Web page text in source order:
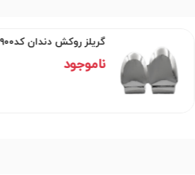
گریلز روکش دندان کد۲۹۰۰
ناموجود